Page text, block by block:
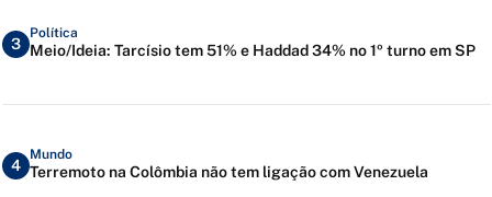
3
Política
Meio/Ideia: Tarcísio tem 51% e Haddad 34% no 1º turno em SP
4
Mundo
Terremoto na Colômbia não tem ligação com Venezuela